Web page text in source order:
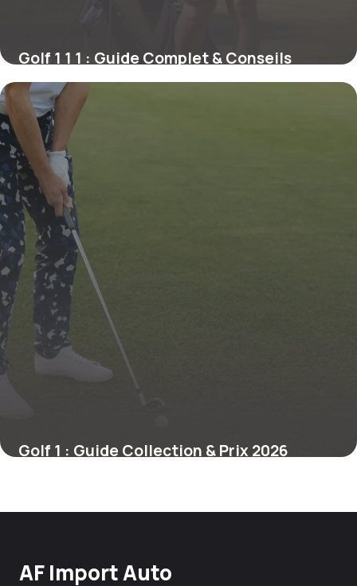
Golf 1 1 1 : Guide Complet & Conseils
21 mai 2026
Golf 1 : Guide Collection & Prix 2026
AF Import Auto